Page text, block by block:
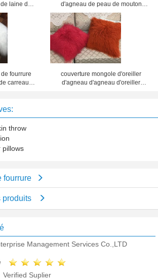
laine de
de caisse
d'agneau de peau de mouton
d'oreiller de peau de mouton de
laine de fourrure de taie d'oreiller
mongole de cuir
fourrure
carreau
couverture mongole d'oreiller
d'agneau d'agneau d'oreiller
throw
pillows
fourrure
produits
Management Services Co.,LTD
Verified Suplier